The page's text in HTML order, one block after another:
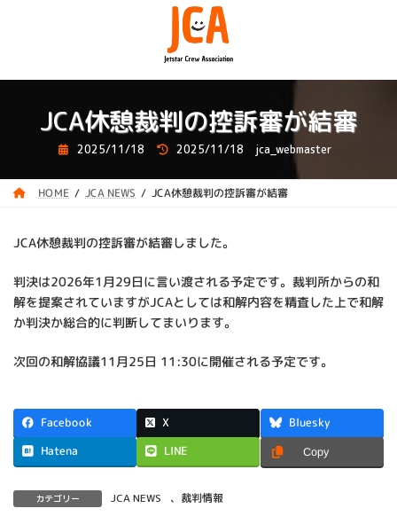
ツ
シ
JCA休憩裁判の控訴審が結審
2025/11/18 最
新
日
時
2025/11/18 jca_webmaster
HOME JCA NEWS JCA休憩裁判の控訴審が結審
JCA休憩裁判の控訴審が結審しました。
判決は2026年1月29日に言い渡される予定です。裁判所からの和
解を提案されていますがJCAとしては和解内容を精査した上で和解
か判決か総合的に判断してまいります。
次回の和解協議11月25日 11:30に開催される予定です。
Facebook X Bluesky
Hatena LINE Copy
カテゴリー JCA NEWS 、 裁判情報